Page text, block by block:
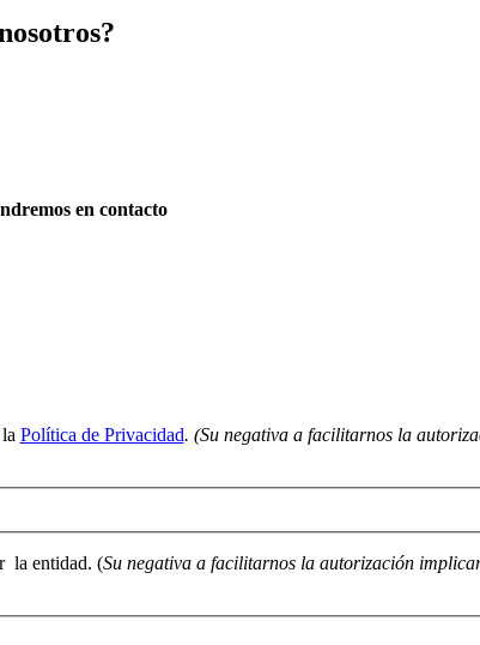
en contacto
Política de Privacidad. (Su negativa a facilitarnos la
la entidad. (Su negativa a facilitarnos la autorización